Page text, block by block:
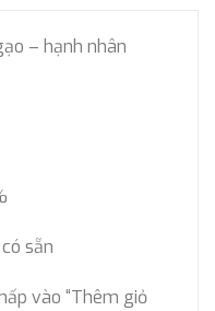
– hạnh nhân
sẵn
vào “Thêm giỏ